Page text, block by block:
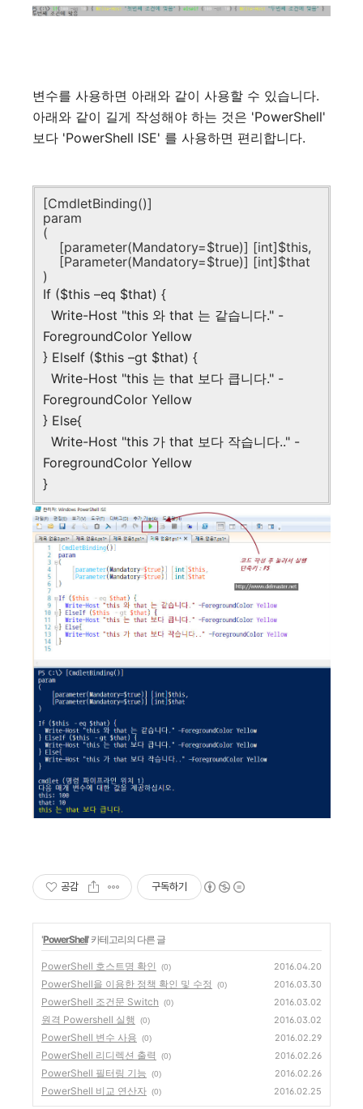
변수를 사용하면 아래와 같이 사용할 수 있습니다.
아래와 같이 길게 작성해야 하는 것은 'PowerShell'
보다 'PowerShell ISE' 를 사용하면 편리합니다.
[CmdletBinding()]
param
(
[parameter(Mandatory=$true)] [int]$this,
[Parameter(Mandatory=$true)] [int]$that
)
If ($this –eq $that) {
Write-Host "this 와 that 는 같습니다." -
ForegroundColor Yellow
} ElseIf ($this –gt $that) {
Write-Host "this 는 that 보다 큽니다." -
ForegroundColor Yellow
} Else{
Write-Host "this 가 that 보다 작습니다.." -
ForegroundColor Yellow
}
공감 구독하기
'PowerShell' 카테고리의 다른 글
PowerShell 호스트명 확인 (0) 2016.04.20
PowerShell을 이용한 정책 확인 및 수정 (0) 2016.03.30
PowerShell 조건문 Switch (0) 2016.03.02
원격 Powershell 실행 (0) 2016.03.02
PowerShell 변수 사용 (0) 2016.02.29
PowerShell 리디렉션 출력 (0) 2016.02.26
PowerShell 필터링 기능 (0) 2016.02.26
PowerShell 비교 연산자 (0) 2016.02.25